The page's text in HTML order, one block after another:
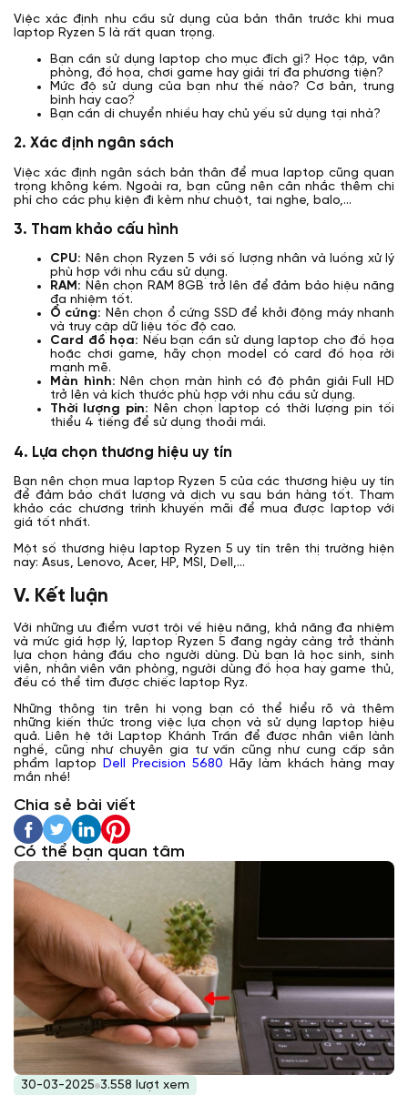
Việc xác định nhu cầu sử dụng của bản thân trước khi mua
laptop Ryzen 5 là rất quan trọng.
Bạn cần sử dụng laptop cho mục đích gì? Học tập, văn
phòng, đồ họa, chơi game hay giải trí đa phương tiện?
Mức độ sử dụng của bạn như thế nào? Cơ bản, trung
bình hay cao?
Bạn cần di chuyển nhiều hay chủ yếu sử dụng tại nhà?
2. Xác định ngân sách
Việc xác định ngân sách bản thân để mua laptop cũng quan
trọng không kém. Ngoài ra, bạn cũng nên cân nhắc thêm chi
phí cho các phụ kiện đi kèm như chuột, tai nghe, balo,...
3. Tham khảo cấu hình
CPU: Nên chọn Ryzen 5 với số lượng nhân và luồng xử lý
phù hợp với nhu cầu sử dụng.
RAM: Nên chọn RAM 8GB trở lên để đảm bảo hiệu năng
đa nhiệm tốt.
Ổ cứng: Nên chọn ổ cứng SSD để khởi động máy nhanh
và truy cập dữ liệu tốc độ cao.
Card đồ họa: Nếu bạn cần sử dụng laptop cho đồ họa
hoặc chơi game, hãy chọn model có card đồ họa rời
mạnh mẽ.
Màn hình: Nên chọn màn hình có độ phân giải Full HD
trở lên và kích thước phù hợp với nhu cầu sử dụng.
Thời lượng pin: Nên chọn laptop có thời lượng pin tối
thiểu 4 tiếng để sử dụng thoải mái.
4. Lựa chọn thương hiệu uy tín
Bạn nên chọn mua laptop Ryzen 5 của các thương hiệu uy tín
để đảm bảo chất lượng và dịch vụ sau bán hàng tốt. Tham
khảo các chương trình khuyến mãi để mua được laptop với
giá tốt nhất.
Một số thương hiệu laptop Ryzen 5 uy tín trên thị trường hiện
nay: Asus, Lenovo, Acer, HP, MSI, Dell,…
V. Kết luận
Với những ưu điểm vượt trội về hiệu năng, khả năng đa nhiệm
và mức giá hợp lý, laptop Ryzen 5 đang ngày càng trở thành
lựa chọn hàng đầu cho người dùng. Dù bạn là học sinh, sinh
viên, nhân viên văn phòng, người dùng đồ họa hay game thủ,
đều có thể tìm được chiếc laptop Ryz.
Những thông tin trên hi vọng bạn có thể hiểu rõ và thêm
những kiến thức trong việc lựa chọn và sử dụng laptop hiệu
quả. Liên hệ tới Laptop Khánh Trần để được nhân viên lành
nghề, cũng như chuyên gia tư vấn cũng như cung cấp sản
phẩm laptop
Dell Precision 5680 Hãy làm khách hàng may
mắn nhé!
Chia sẻ bài viết
Có thể bạn quan tâm
30-03-2025 3.558 lượt xem